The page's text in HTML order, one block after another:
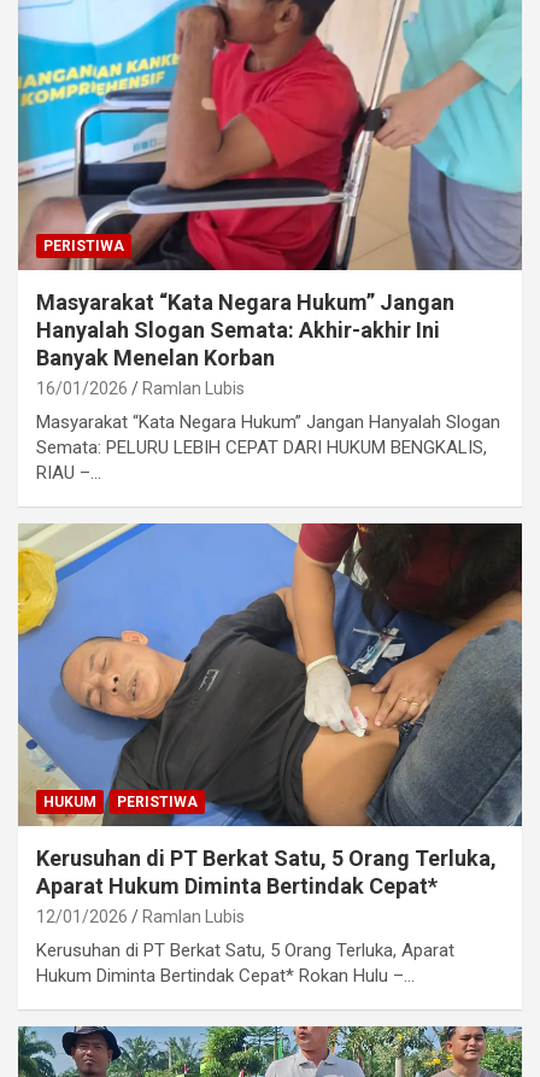
PERISTIWA
Masyarakat “Kata Negara Hukum” Jangan
Hanyalah Slogan Semata: Akhir-akhir Ini
Banyak Menelan Korban
16/01/2026 Ramlan Lubis
Masyarakat “Kata Negara Hukum” Jangan Hanyalah Slogan
Semata: PELURU LEBIH CEPAT DARI HUKUM BENGKALIS,
RIAU –…
HUKUM PERISTIWA
Kerusuhan di PT Berkat Satu, 5 Orang Terluka,
Aparat Hukum Diminta Bertindak Cepat*
12/01/2026 Ramlan Lubis
Kerusuhan di PT Berkat Satu, 5 Orang Terluka, Aparat
Hukum Diminta Bertindak Cepat* Rokan Hulu –…